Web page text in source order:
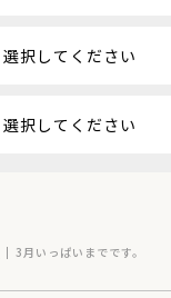
3月いっぱいまでです。